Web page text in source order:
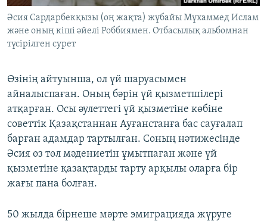
Әсия Сардарбекқызы (оң жақта) жұбайы Мұхаммед Ислам
және оның кіші әйелі Роббиямен. Отбасылық альбомнан
түсірілген сурет
Өзінің айтуынша, ол үй шаруасымен
айналыспаған. Оның бәрін үй қызметшілері
атқарған. Осы әулеттегі үй қызметіне көбіне
советтік Қазақстаннан Ауғанстанға бас сауғалап
барған адамдар тартылған. Соның нәтижесінде
Әсия өз төл мәдениетін ұмытпаған және үй
қызметіне қазақтарды тарту арқылы оларға бір
жағы пана болған.
50 жылда бірнеше мәрте эмиграцияда жүруге